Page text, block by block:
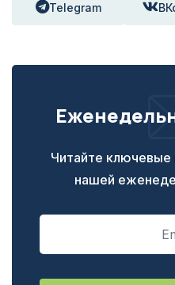
Telegram
Читайте
нашей